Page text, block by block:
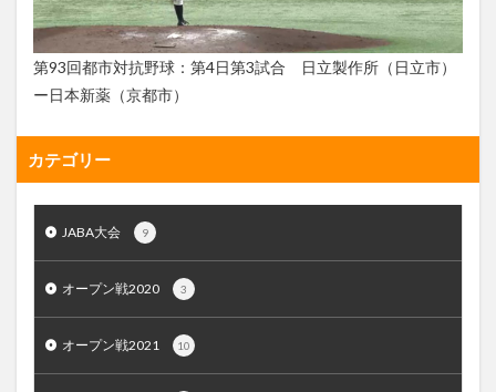
第93回都市対抗野球：第4日第3試合 日立製作所（日立市）
ー日本新薬（京都市）
カテゴリー
JABA大会 9
オープン戦2020 3
オープン戦2021 10